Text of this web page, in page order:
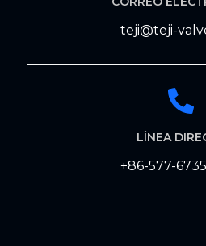
teji@teji-
LÍNEA
+86-577-